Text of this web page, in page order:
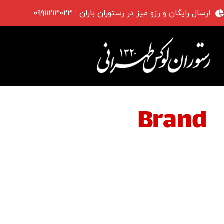
ارسال رایگان و رزو میز در رستوران باران : ۰۹۹۱۱۲۱۳۰۲۳
Brand